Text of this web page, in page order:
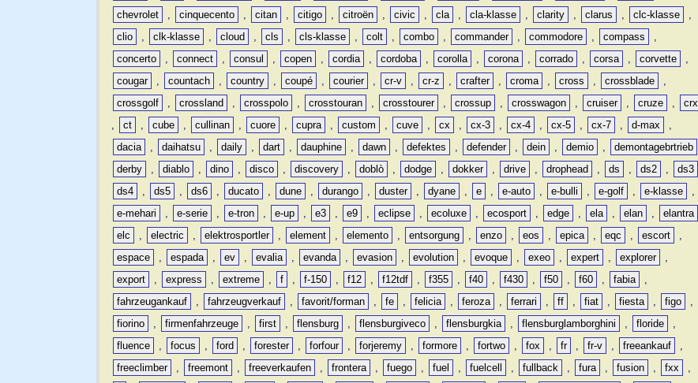
chevrolet
, cinquecento , citan , citigo , citroën , civic , cla , cla-klasse , clarity , clarus , clc-klasse
,
clio
, clk-klasse , cloud , cls , cls-klasse , colt , combo , commander , commodore , compass
,
concerto
, connect , consul , copen , cordia , cordoba , corolla , corona , corrado , corsa , corvette
,
cougar
, countach , country , coupé , courier , cr-v , cr-z , crafter , croma , cross , crossblade
,
crossgolf
, crossland , crosspolo , crosstouran , crosstourer , crossup , crosswagon , cruiser , cruze ,
crx
,
ct , cube , cullinan , cuore , cupra , custom , cuve , cx , cx-3 , cx-4 , cx-5 , cx-7 , d-max
,
dacia
, daihatsu , daily , dart , dauphine , dawn , defektes , defender , dein , demio , demontagebrtrieb
derby
, diablo , dino , disco , discovery , doblò , dodge , dokker , drive , drophead , ds , ds2 , ds3
ds4
, ds5 , ds6 , ducato , dune , durango , duster , dyane , e , e-auto , e-bulli , e-golf , e-klasse
,
e-mehari
, e-serie , e-tron , e-up , e3 , e9 , eclipse , ecoluxe , ecosport , edge , ela , elan , elantra
elc
, electric , elektrosportler , element , elemento , entsorgung , enzo , eos , epica , eqc , escort
,
espace
, espada , ev , evalia , evanda , evasion , evolution , evoque , exeo , expert , explorer
,
export
, express , extreme , f , f-150 , f12 , f12tdf , f355 , f40 , f430 , f50 , f60 , fabia
,
fahrzeugankauf
, fahrzeugverkauf , favorit/forman , fe , felicia , feroza , ferrari , ff , fiat , fiesta , figo
,
fiorino
, firmenfahrzeuge , first , flensburg , flensburgiveco , flensburgkia , flensburglamborghini , floride
,
fluence
, focus , ford , forester , forfour , forjeremy , formore , fortwo , fox , fr , fr-v , freeankauf
,
freeclimber
, freemont , freeverkaufen , frontera , fuego , fuel , fuelcell , fullback , fura , fusion , fxx
,